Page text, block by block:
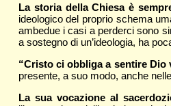
La storia della Chiesa è
ideologico del proprio schema
ambedue i casi a perderci sono
a sostegno di un’ideologia, ha
“Cristo ci obbliga a sentire Dio
presente, a suo modo, anche
La sua vocazione al